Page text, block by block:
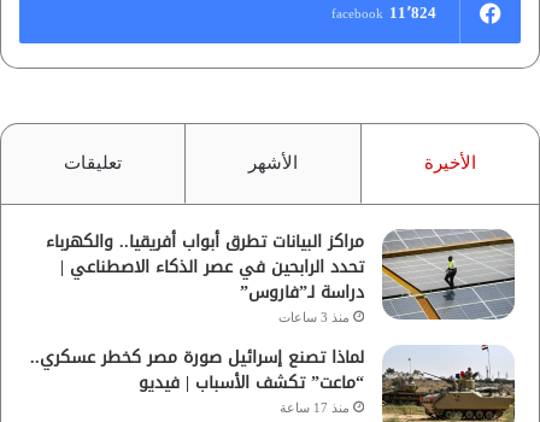
11٬824 facebook
الأخيرة الأشهر تعليقات
مراكز البيانات تطرق أبواب أفريقيا.. والكهرباء
تحدد الرابحين في عصر الذكاء الاصطناعي |
دراسة لـ”فاروس”
منذ 3 ساعات
لماذا تصنع إسرائيل صورة مصر كخطر عسكري..
“ماعت” تكشف الأسباب | فيديو
منذ 17 ساعة